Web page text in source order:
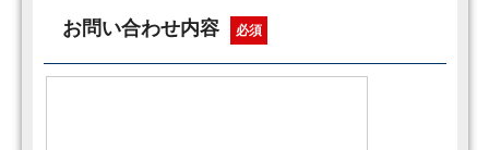
お問い合わせ内容 必須